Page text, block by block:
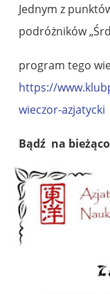
Jednym z
podróżników
program tego
https://
wieczor-azjatycki
Bądź na